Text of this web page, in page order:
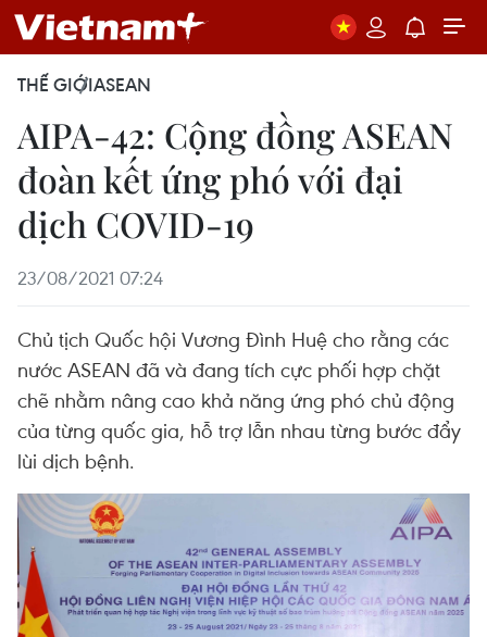
THẾ GIỚIASEAN
AIPA-42: Cộng đồng ASEAN
đoàn kết ứng phó với đại
dịch COVID-19
23/08/2021 07:24
Chủ tịch Quốc hội Vương Đình Huệ cho rằng các
nước ASEAN đã và đang tích cực phối hợp chặt
chẽ nhằm nâng cao khả năng ứng phó chủ động
của từng quốc gia, hỗ trợ lẫn nhau từng bước đẩy
lùi dịch bệnh.